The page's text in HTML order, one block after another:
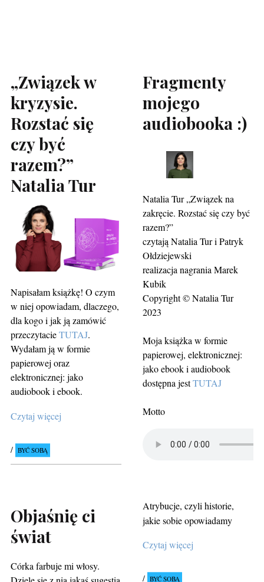
„Związek w
kryzysie.
Rozstać się
czy być
razem?”
Natalia Tur
Napisałam książkę! O czym
w niej opowiadam, dlaczego,
dla kogo i jak ją zamówić
przeczytacieTUTAJ.
Wydałam ją w formie
papierowej oraz
elektronicznej: jako
audiobook i ebook.
Czytaj więcej
BYĆ SOBĄ
Fragmenty
mojego
audiobooka :)
Natalia Tur „Związek na
zakręcie. Rozstać się czy być
razem?”
czytają Natalia Tur i Patryk
Ołdziejewski
realizacja nagrania Marek
Kubik
Copyright © Natalia Tur
2023
Moja książka w formie
papierowej, elektronicznej:
jako ebook i audiobook
dostępna jestTUTAJ
Motto
Atrybucje, czyli historie,
jakie sobie opowiadamy
Czytaj więcej
BYĆ SOBĄ
Objaśnię ci
świat
Córka farbuje mi włosy.